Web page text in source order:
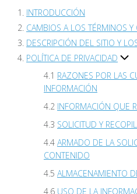
INTRODUCCIÓN
CAMBIOS A LOS TÉRMINOS
DESCRIPCIÓN DEL SITIO Y
POLÍTICA DE PRIVACIDAD
RAZONES POR LAS
INFORMACIÓN
INFORMACIÓN QUE
SOLICITUD Y
ARMADO DE LA
CONTENIDO
ALMACENAMIENTO
USO DE LA